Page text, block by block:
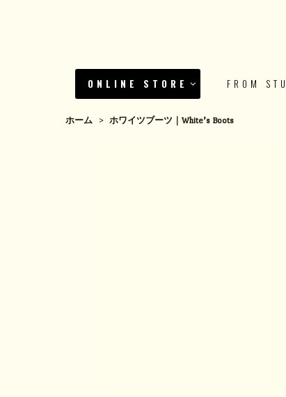
ONLINE STORE FROM
ホーム > ホワイツブーツ｜White’s Boots